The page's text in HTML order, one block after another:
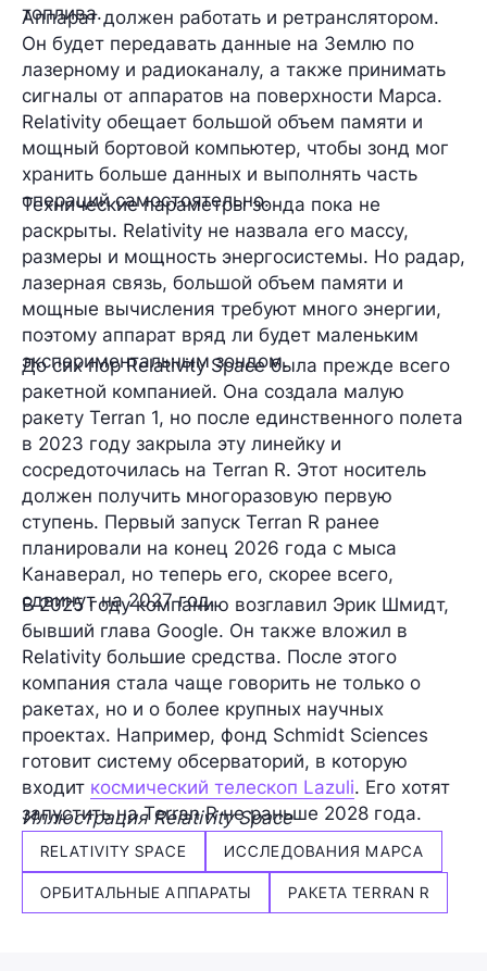
топлива.
Аппарат должен работать и ретранслятором.
Он будет передавать данные на Землю по
лазерному и радиоканалу, а также принимать
сигналы от аппаратов на поверхности Марса.
Relativity обещает большой объем памяти и
мощный бортовой компьютер, чтобы зонд мог
хранить больше данных и выполнять часть
операций самостоятельно.
Технические параметры зонда пока не
раскрыты. Relativity не назвала его массу,
размеры и мощность энергосистемы. Но радар,
лазерная связь, большой объем памяти и
мощные вычисления требуют много энергии,
поэтому аппарат вряд ли будет маленьким
экспериментальным зондом.
До сих пор Relativity Space была прежде всего
ракетной компанией. Она создала малую
ракету Terran 1, но после единственного полета
в 2023 году закрыла эту линейку и
сосредоточилась на Terran R. Этот носитель
должен получить многоразовую первую
ступень. Первый запуск Terran R ранее
планировали на конец 2026 года с мыса
Канаверал, но теперь его, скорее всего,
сдвинут на 2027 год.
В 2025 году компанию возглавил Эрик Шмидт,
бывший глава Google. Он также вложил в
Relativity большие средства. После этого
компания стала чаще говорить не только о
ракетах, но и о более крупных научных
проектах. Например, фонд Schmidt Sciences
готовит систему обсерваторий, в которую
входит космический телескоп Lazuli. Его хотят
запустить на Terran R не раньше 2028 года.
Иллюстрация Relativity Space
RELATIVITY SPACE ИССЛЕДОВАНИЯ МАРСА
ОРБИТАЛЬНЫЕ АППАРАТЫ РАКЕТА TERRAN R